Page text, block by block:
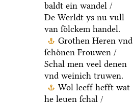
baldt ein wandel /
De Werldt ys nu vull
van ſoͤlckem handel.
Grothen Heren vnd
ſchoͤnen Frouwen /
Schal men veel denen
vnd weinich truwen.
Wol leeff hefft wat
he leuen ſchal /